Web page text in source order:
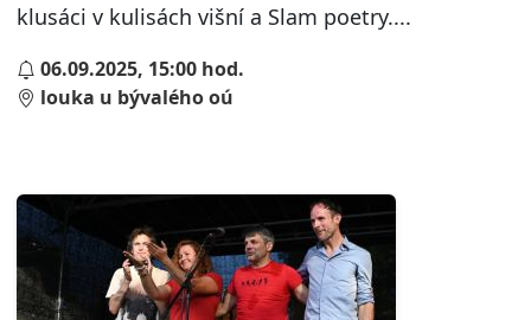
klusáci v kulisách višní a Slam poetry....
06.09.2025, 15:00 hod.
louka u bývalého oú